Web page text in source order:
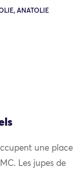
ANATOLIE
une place
Les jupes de